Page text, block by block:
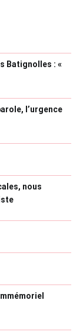
Batignolles : «
l’urgence
nous